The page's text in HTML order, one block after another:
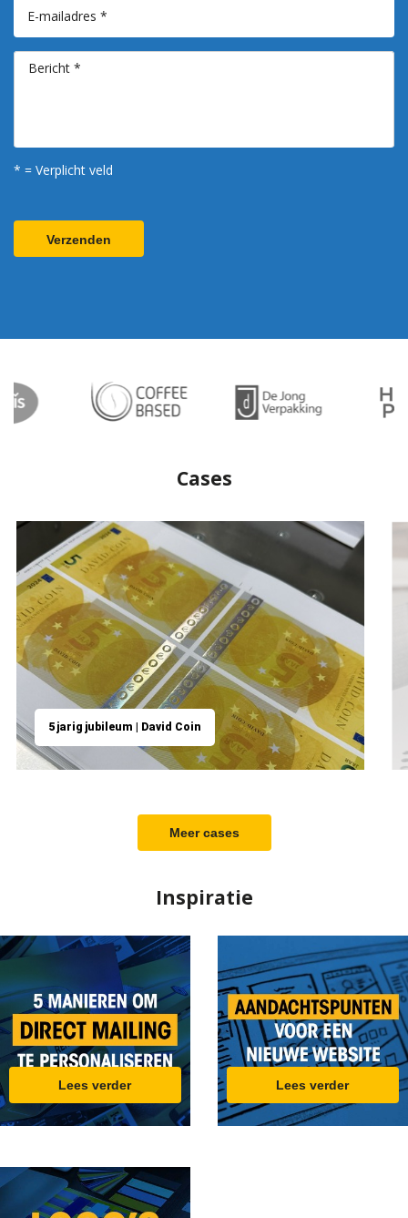
E-mailadres *
Bericht *
* = Verplicht veld
Verzenden
Cases
5 jarig jubileum | David Coin
Meer cases
Inspiratie
5
MANIEREN
OM
DIRECT
MAILING
Lees verder VOOR
EEN
Lees verder